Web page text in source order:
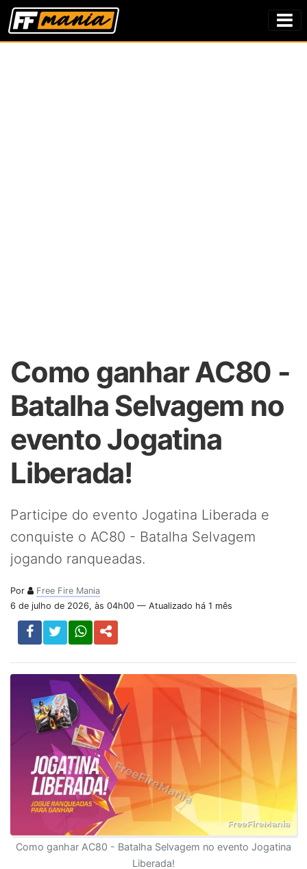
Como ganhar AC80 -
Batalha Selvagem no
evento Jogatina
Liberada!
Participe do evento Jogatina Liberada e
conquiste o AC80 - Batalha Selvagem
jogando ranqueadas.
Por
Free Fire Mania
6 de julho de 2026, às 04h00 — Atualizado há 1 mês
Como ganhar AC80 - Batalha Selvagem no evento Jogatina
Liberada!